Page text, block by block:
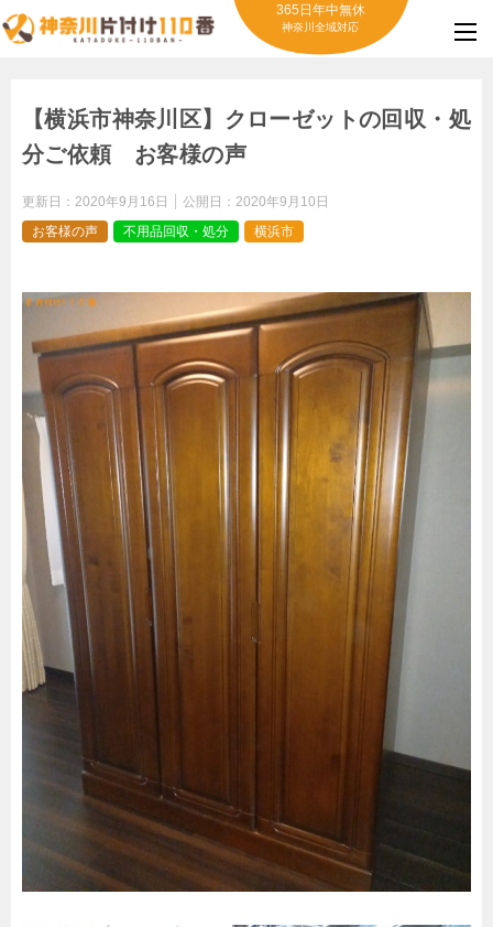
365日年中無休
神奈川全域対応
【横浜市神奈川区】クローゼットの回収・処
分ご依頼 お客様の声
更新日： 2020年9月16日 公開日： 2020年9月10日
お客様の声
不用品回収・処分 横浜市